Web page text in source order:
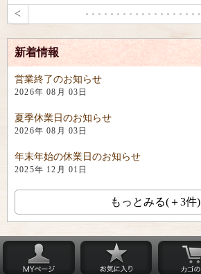
<
新着情報
営業終了のお知らせ
2026年 08月 03日
夏季休業日のお知らせ
2026年 08月 03日
年末年始の休業日のお知らせ
2025年 12月 01日
もっとみる(＋3件)